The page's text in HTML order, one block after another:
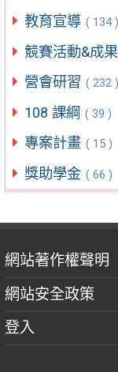
教育宣導 ( 134 )
競賽活動&成果
營會研習 ( 232 )
108 課綱 ( 39 )
專案計畫 ( 15 )
獎助學金 ( 66 )
網站著作權聲明
網站安全政策
登入